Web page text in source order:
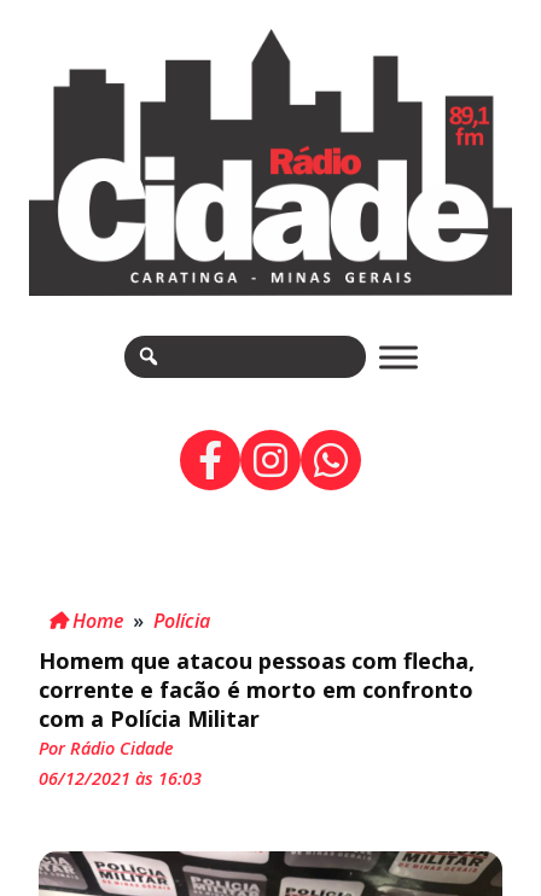
Home » Polícia
Homem que atacou pessoas com flecha,
corrente e facão é morto em confronto
com a Polícia Militar
Por Rádio Cidade
06/12/2021 às 16:03